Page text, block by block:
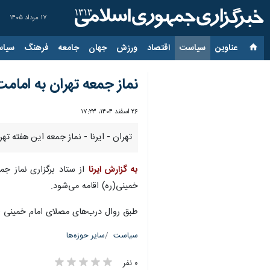
۱۷ مرداد ۱۴۰۵
عناوین‌ سیاست اقتصاد ورزش جهان جامعه فرهنگ
نماز جمعه تهران به
۲۶ اسفند ۱۴۰۴، ۱۷:۲۳